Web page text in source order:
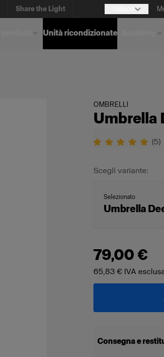
Share the Light
Unità ricondizionate
OMBRELLI
Umbrella
(5)
Scegli variante:
Selezionato
Umbrella
79,00 €
65,83 € IVA
Consegna e